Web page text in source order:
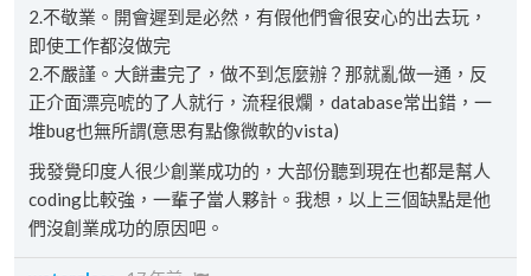
2.不敬業。開會遲到是必然，有假他們會很安心的出去玩，
即使工作都沒做完
2.不嚴謹。大餅畫完了，做不到怎麼辦？那就亂做一通，反
正介面漂亮唬的了人就行，流程很爛，database常出錯，一
堆bug也無所謂(意思有點像微軟的vista)
我發覺印度人很少創業成功的，大部份聽到現在也都是幫人
coding比較強，一輩子當人夥計。我想，以上三個缺點是他
們沒創業成功的原因吧。